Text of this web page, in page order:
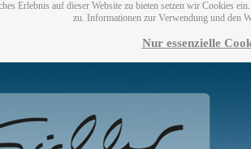
Erlebnis auf dieser Website zu bieten setzen wir Cookies
zu. Informationen zur Verwendung und den
Nur essenzielle